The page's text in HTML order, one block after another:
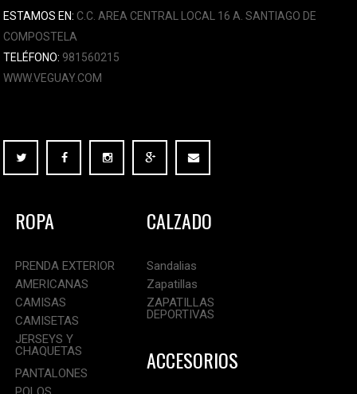
ESTAMOS EN: C.C. AREA CENTRAL LOCAL 16 A. SANTIAGO DE
COMPOSTELA
TELÉFONO: 981560215
WWW.VEGUAY.COM
ROPA
PRENDA EXTERIOR
AMERICANAS
CAMISAS
CAMISETAS
JERSEYS Y
CHAQUETAS
PANTALONES
CALZADO
Sandalias
Zapatillas
ZAPATILLAS
DEPORTIVAS
ACCESORIOS